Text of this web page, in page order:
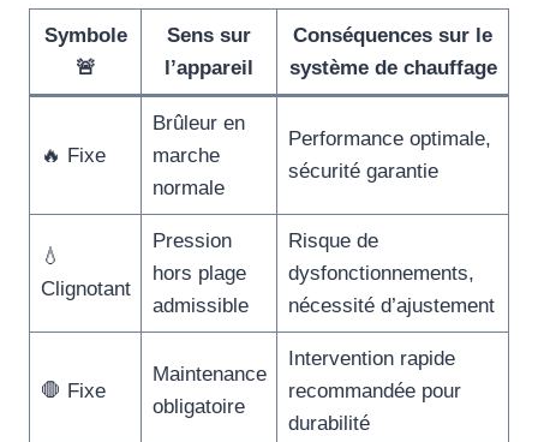
Symbole
🚨
Sens sur
l’appareil
Conséquences sur le
système de chauffage
🔥 Fixe
Brûleur en
marche
normale
Performance optimale,
sécurité garantie
💧
Clignotant
Pression
hors plage
admissible
Risque de
dysfonctionnements,
nécessité d’ajustement
🛑 Fixe
Maintenance
obligatoire
Intervention rapide
recommandée pour
durabilité